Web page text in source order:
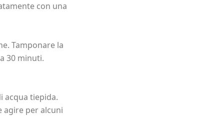
con una
Tamponare la
30 minuti.
acqua tiepida.
agire per alcuni